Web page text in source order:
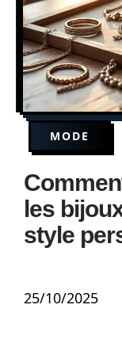
MODE
les
style
25/10/2025